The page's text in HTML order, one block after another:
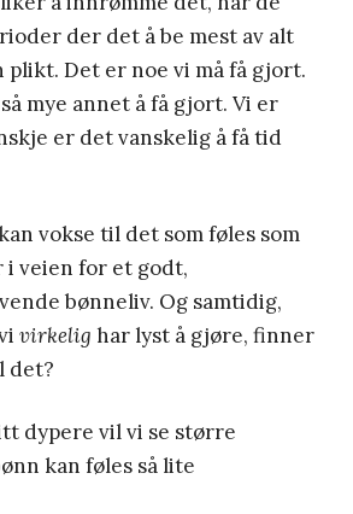
der det å be mest av alt
plikt. Det er noe vi må få gjort.
mye annet å få gjort. Vi er
er det vanskelig å få tid
vokse til det som føles som
i veien for et godt,
bønneliv. Og samtidig,
virkelig har lyst å gjøre, finner
det?
dypere vil vi se større
kan føles så lite